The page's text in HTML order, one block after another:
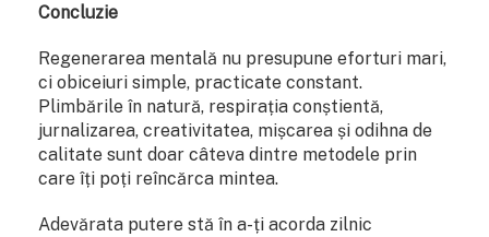
Concluzie
Regenerarea mentală nu presupune eforturi mari,
ci obiceiuri simple, practicate constant.
Plimbările în natură, respirația conștientă,
jurnalizarea, creativitatea, mișcarea și odihna de
calitate sunt doar câteva dintre metodele prin
care îți poți reîncărca mintea.
Adevărata putere stă în a-ți acorda zilnic